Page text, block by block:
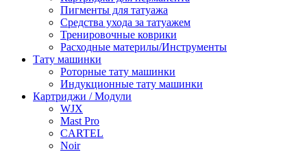
Пигменты для татуажа
Средства ухода за татуажем
Тренировочные коврики
Расходные материлы/Инструменты
Тату машинки
Роторные тату машинки
Индукционные тату машинки
Картриджи / Модули
WJX
Mast Pro
CARTEL
Noir